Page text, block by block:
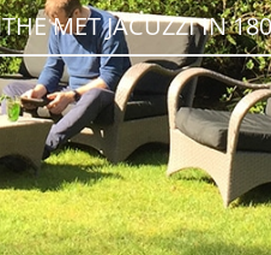
MET JACUZZI IN